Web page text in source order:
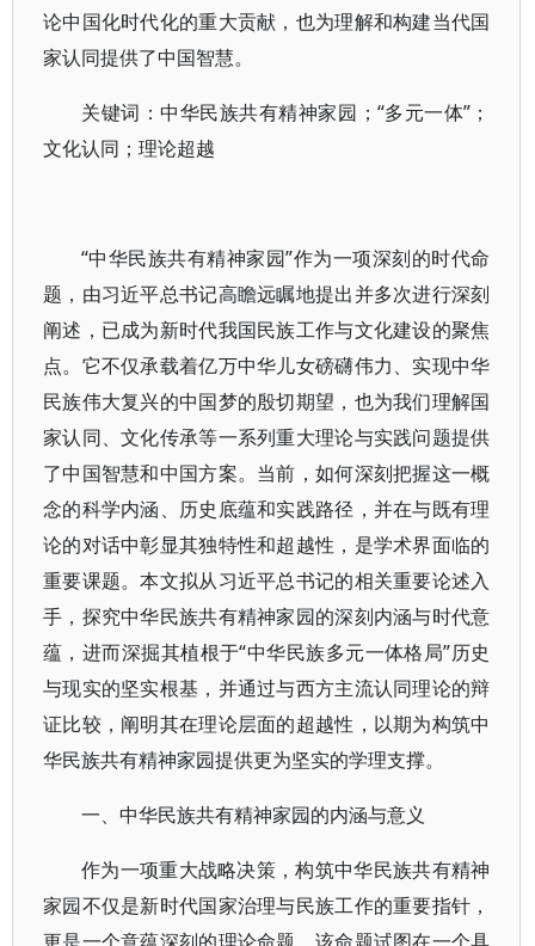
论中国化时代化的重大贡献，也为理解和构建当代国
家认同提供了中国智慧。
关键词：中华民族共有精神家园；“多元一体”；
文化认同；理论超越
“中华民族共有精神家园”作为一项深刻的时代命
题，由习近平总书记高瞻远瞩地提出并多次进行深刻
阐述，已成为新时代我国民族工作与文化建设的聚焦
点。它不仅承载着亿万中华儿女磅礴伟力、实现中华
民族伟大复兴的中国梦的殷切期望，也为我们理解国
家认同、文化传承等一系列重大理论与实践问题提供
了中国智慧和中国方案。当前，如何深刻把握这一概
念的科学内涵、历史底蕴和实践路径，并在与既有理
论的对话中彰显其独特性和超越性，是学术界面临的
重要课题。本文拟从习近平总书记的相关重要论述入
手，探究中华民族共有精神家园的深刻内涵与时代意
蕴，进而深掘其植根于“中华民族多元一体格局”历史
与现实的坚实根基，并通过与西方主流认同理论的辩
证比较，阐明其在理论层面的超越性，以期为构筑中
华民族共有精神家园提供更为坚实的学理支撑。
一、中华民族共有精神家园的内涵与意义
作为一项重大战略决策，构筑中华民族共有精神
家园不仅是新时代国家治理与民族工作的重要指针，